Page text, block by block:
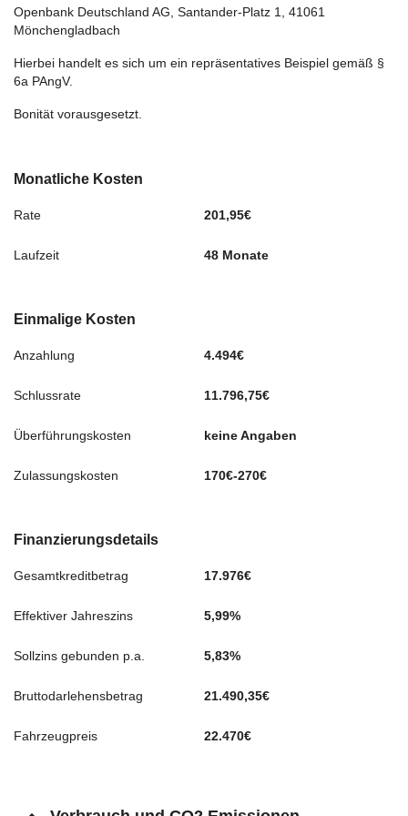
Monatliche Kosten
Rate 201,95€
Laufzeit 48 Monate
Einmalige Kosten
Anzahlung 4.494€
Schlussrate 11.796,75€
Überführungskosten keine Angaben
Zulassungskosten 170€-270€
Finanzierungsdetails
Gesamtkreditbetrag 17.976€
Effektiver Jahreszins 5,99%
Sollzins gebunden p.a. 5,83%
Bruttodarlehensbetrag 21.490,35€
Fahrzeugpreis 22.470€
Openbank Deutschland AG, Santander-Platz 1, 41061
Mönchengladbach
Hierbei handelt es sich um ein repräsentatives Beispiel gemäß §
6a PAngV.
Bonität vorausgesetzt.